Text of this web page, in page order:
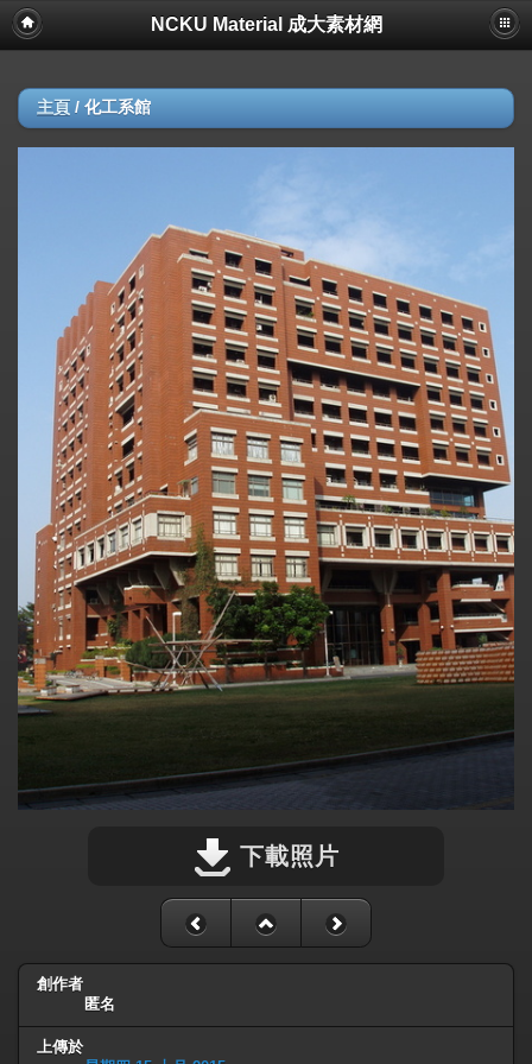
NCKU Material 成大素材網
主頁 / 化工系館
下載照片
創作者
匿名
上傳於